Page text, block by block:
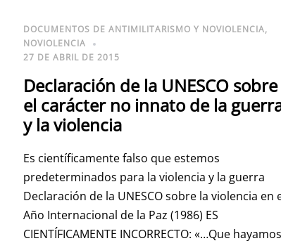
DOCUMENTOS DE ANTIMILITARISMO Y NOVIOLENCIA,
NOVIOLENCIA
27 DE ABRIL DE 2015
Declaración de la UNESCO sobre
el carácter no innato de la
y la violencia
Es científicamente falso que estemos
predeterminados para la violencia y la guerra
Declaración de la UNESCO sobre la violencia en
Año Internacional de la Paz (1986) ES
CIENTÍFICAMENTE INCORRECTO: «…Que hayamos